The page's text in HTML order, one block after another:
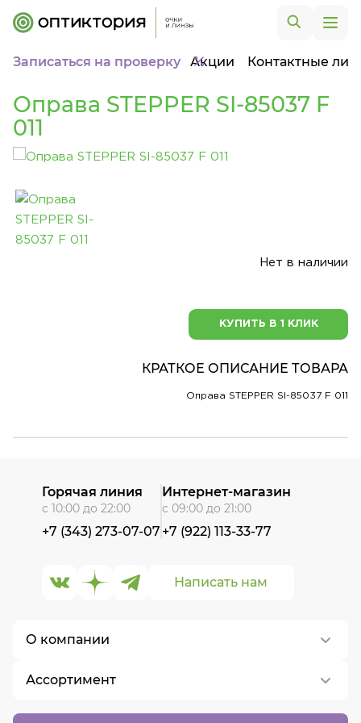
Записаться на проверку Акции Контактные
Оправа STEPPER SI-85037 F
011
Нет в наличии
КУПИТЬ В 1 КЛИК
КРАТКОЕ ОПИСАНИЕ ТОВАРА
Оправа STEPPER SI-85037 F 011
О компании
О нас
Контакты
Ассортимент
Написать нам
Горячая линия
с 10:00 до 22:00
+7 (343) 273-07-07
Интернет-магазин
с 09:00 до 21:00
+7 (922) 113-33-77